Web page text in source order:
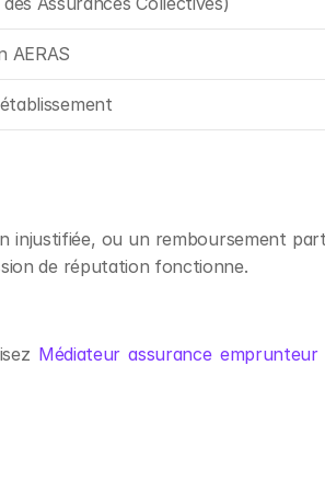
AERAS
injustifiée, ou un remboursement
de réputation fonctionne.
Médiateur assurance